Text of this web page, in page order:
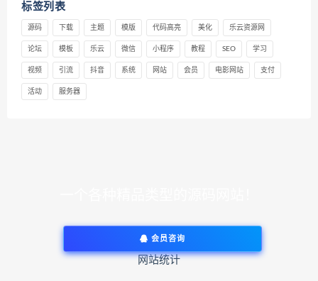
标签列表
源码 下载 主题 模版 代码高亮 美化 乐云资源网
论坛 模板 乐云 微信 小程序 教程 SEO 学习
视频 引流 抖音 系统 网站 会员 电影网站 支付
活动 服务器
会员咨询
网站统计